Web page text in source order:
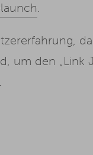
.
um den „Link